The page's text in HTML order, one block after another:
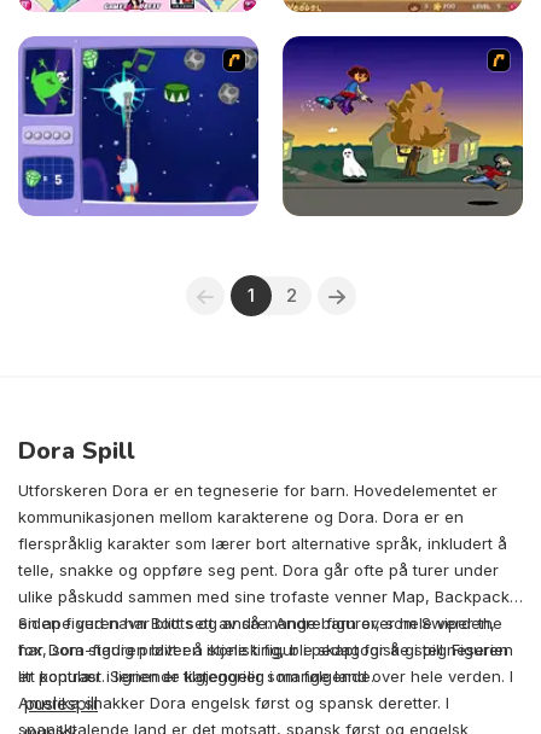
1 2
Dora Spill
Utforskeren Dora er en tegneserie for barn. Hovedelementet er
kommunikasjonen mellom karakterene og Dora. Dora er en
flerspråklig karakter som lærer bort alternative språk, inkludert å
telle, snakke og oppføre seg pent. Dora går ofte på turer under
ulike påskudd sammen med sine trofaste venner Map, Backpack,
en ape ved navn Boots og andre. Andre figurer, som Swiper the
fox, som stadig prøver å stjele ting, ble skapt for å gi tegneserien
litt kontrast. Serien er tilgjengelig i mange land over hele verden. I
Amerika snakker Dora engelsk først og spansk deretter. I
spansktalende land er det motsatt, spansk først og engelsk
Siden figuren har blitt sett av så mange barn over hele verden,
har Dora-figuren blitt en ikonisk figur i pedagogiske spill. Figuren
er populær i lignende kategorier som følgende.
puslespill